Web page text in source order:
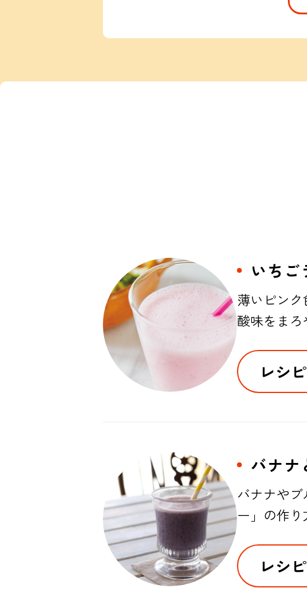
いちご
薄いピン
酸味をまろ
レシ
バナナ
バナナや
ー」の作り
レシ